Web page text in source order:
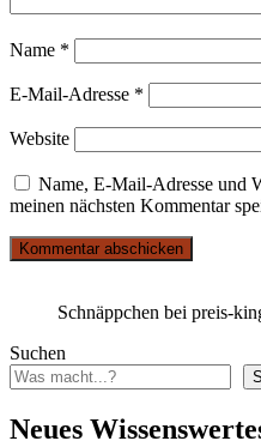
Name *
E-Mail-Adresse *
Website
Name, E-Mail-Adresse und
meinen nächsten Kommentar
Schnäppchen bei preis-
Suchen
Neues